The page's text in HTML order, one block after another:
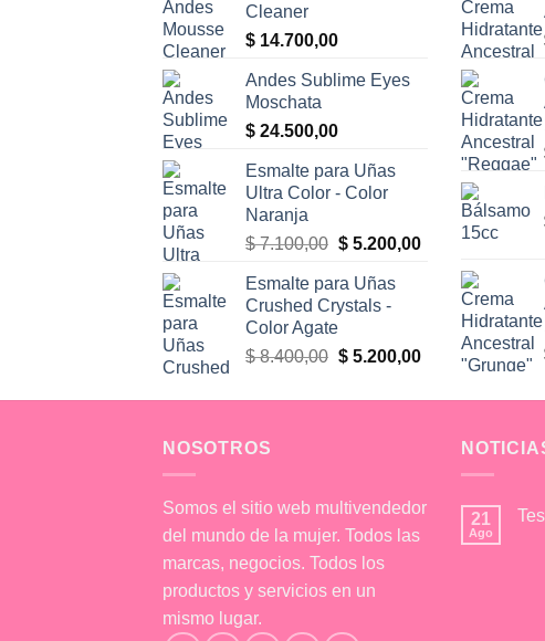
Cleaner
$ 14.700,00
Andes Sublime Eyes
Moschata
$ 24.500,00
Esmalte para Uñas
Ultra Color - Color
Naranja
$7.100,00 El
original
era:
$ 7.100,00.
$5.200,00El
actual
$ 5.200,00.
Esmalte para Uñas
Crushed Crystals -
Color Agate
$8.400,00 El
original
$5.200,00El
actual
$ 5.200,00.
NOSOTROS
Somos el sitio web multivendedor
del mundo de la mujer. Todos las
marcas, negocios. Todos los
productos y servicios en un
mismo lugar.
21
Ago